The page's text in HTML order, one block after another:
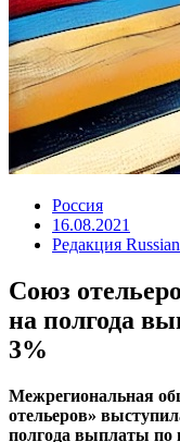
Россия
16.08.2021
Редакция
Союз
на полгода
3%
Межрегиональная
отельеров»
полгода выплаты по